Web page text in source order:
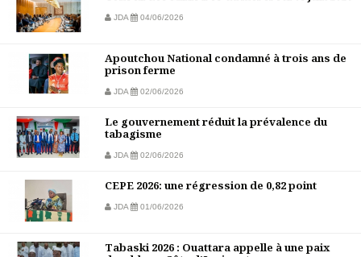
JDA 04/06/2026
Apoutchou National condamné à trois ans de
prison ferme
JDA 02/06/2026
Le gouvernement réduit la prévalence du
tabagisme
JDA 02/06/2026
CEPE 2026: une régression de 0,82 point
JDA 01/06/2026
Tabaski 2026 : Ouattara appelle à une paix